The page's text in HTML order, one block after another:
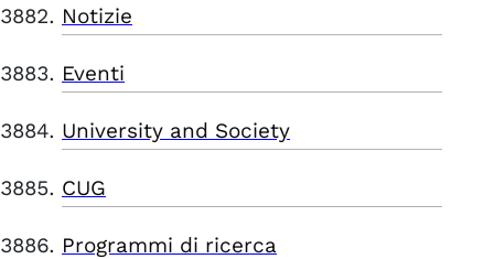
Notizie
Eventi
University and Society
CUG
Programmi di ricerca